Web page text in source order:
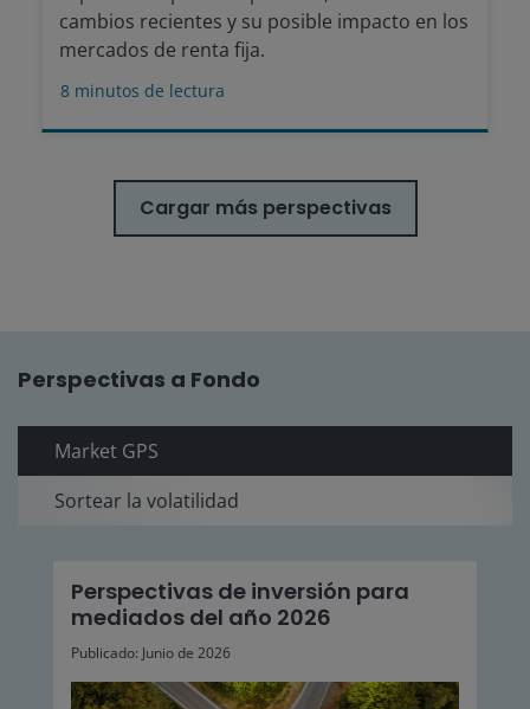
cambios recientes y su posible impacto en los
mercados de renta fija.
8 minutos de lectura
Cargar más perspectivas
Perspectivas a Fondo
Market GPS
Sortear la volatilidad
Perspectivas de inversión para
mediados del año 2026
Publicado: Junio de 2026